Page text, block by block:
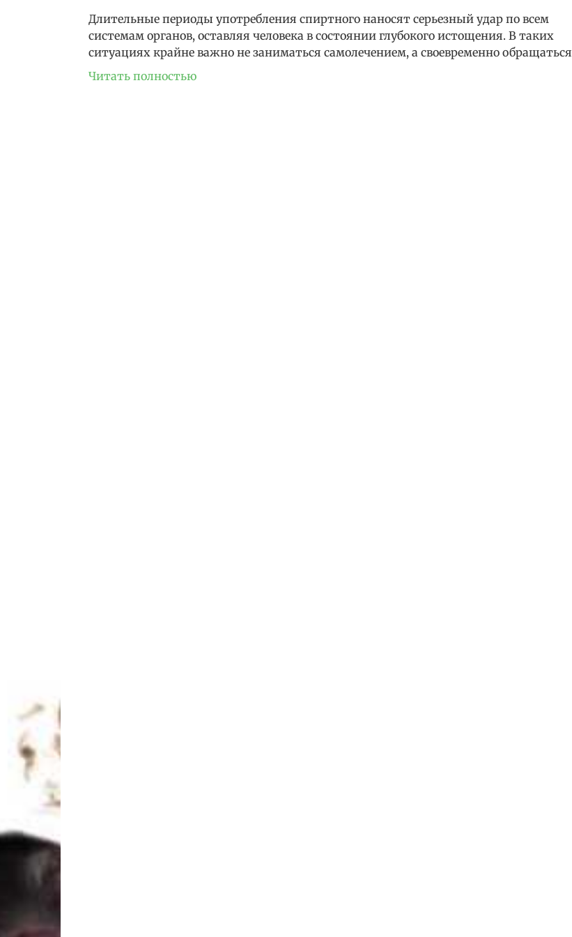
Длительные периоды употребления спиртного наносят серьезный удар по всем
системам органов, оставляя человека в состоянии глубокого истощения. В таких
ситуациях крайне важно не заниматься самолечением, а своевременно обращаться
Читать полностью